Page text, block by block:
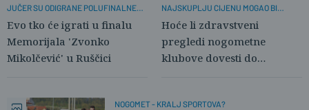
JUČER SU ODIGRANE POLUFINALNE
Evo tko će igrati u finalu
Memorijala 'Zvonko
Mikolčević' u Ruščici
NAJSKUPLJU CIJENU MOGAO BI
Hoće li zdravstveni
pregledi nogometne
klubove dovesti do
NOGOMET - KRALJ SPORTOVA?